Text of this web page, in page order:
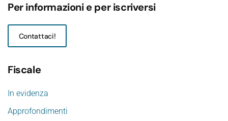
Per informazioni e per iscriversi
Contattaci!
Fiscale
In evidenza
Approfondimenti